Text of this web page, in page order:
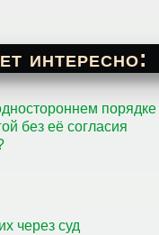
интересно:
порядке
без её согласия
через суд